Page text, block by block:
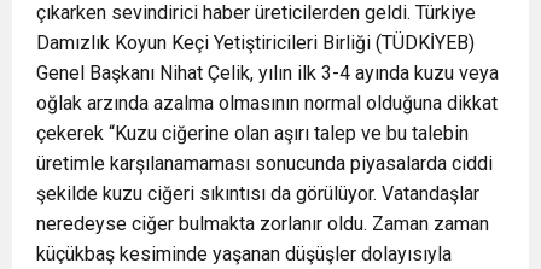
çıkarken sevindirici haber üreticilerden geldi. Türkiye
Damızlık Koyun Keçi Yetiştiricileri Birliği (TÜDKİYEB)
Genel Başkanı Nihat Çelik, yılın ilk 3-4 ayında kuzu veya
oğlak arzında azalma olmasının normal olduğuna dikkat
çekerek “Kuzu ciğerine olan aşırı talep ve bu talebin
üretimle karşılanamaması sonucunda piyasalarda ciddi
şekilde kuzu ciğeri sıkıntısı da görülüyor. Vatandaşlar
neredeyse ciğer bulmakta zorlanır oldu. Zaman zaman
küçükbaş kesiminde yaşanan düşüşler dolayısıyla